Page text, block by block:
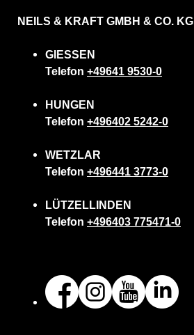
NEILS & KRAFT GMBH & CO. KG
GIESSEN
Telefon +49641 9530-0
HUNGEN
Telefon +496402 5242-0
WETZLAR
Telefon +496441 3773-0
LÜTZELLINDEN
Telefon +496403 775471-0